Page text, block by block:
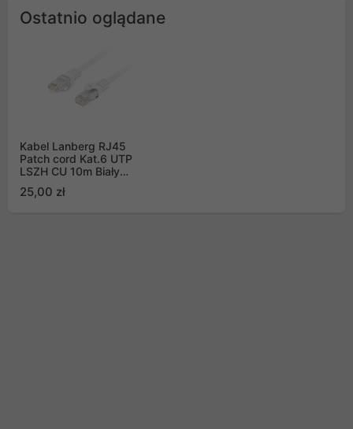
Ostatnio oglądane
Kabel Lanberg RJ45
Patch cord Kat.6 UTP
LSZH CU 10m Biały
10CU-1000-W)
25,00 zł